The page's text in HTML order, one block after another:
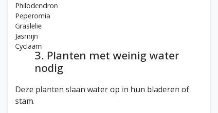
Philodendron
Peperomia
Graslelie
Jasmijn
Cyclaam
3. Planten met weinig water
nodig
Deze planten slaan water op in hun bladeren of
stam.